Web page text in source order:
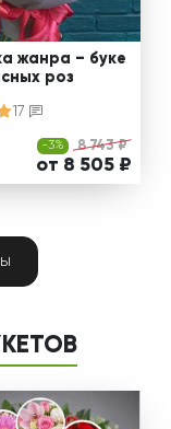
жанра – буке
роз
17
-3% 8 743 ₽
от 8 505 ₽